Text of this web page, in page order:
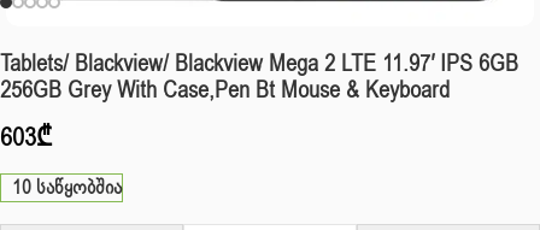
Tablets/ Blackview/ Blackview Mega 2 LTE 11.97′ IPS 6GB
256GB Grey With Case,pen Bt Mouse & Keyboard
603₾
10 საწყობშია